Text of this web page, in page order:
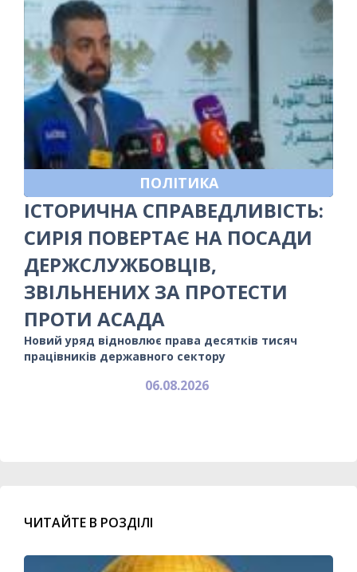
ПОЛІТИКА
ІСТОРИЧНА СПРАВЕДЛИВІСТЬ:
СИРІЯ ПОВЕРТАЄ НА ПОСАДИ
ДЕРЖСЛУЖБОВЦІВ,
ЗВІЛЬНЕНИХ ЗА ПРОТЕСТИ
ПРОТИ АСАДА
Новий уряд відновлює права десятків тисяч
працівників державного сектору
06.08.2026
ЧИТАЙТЕ В РОЗДІЛІ